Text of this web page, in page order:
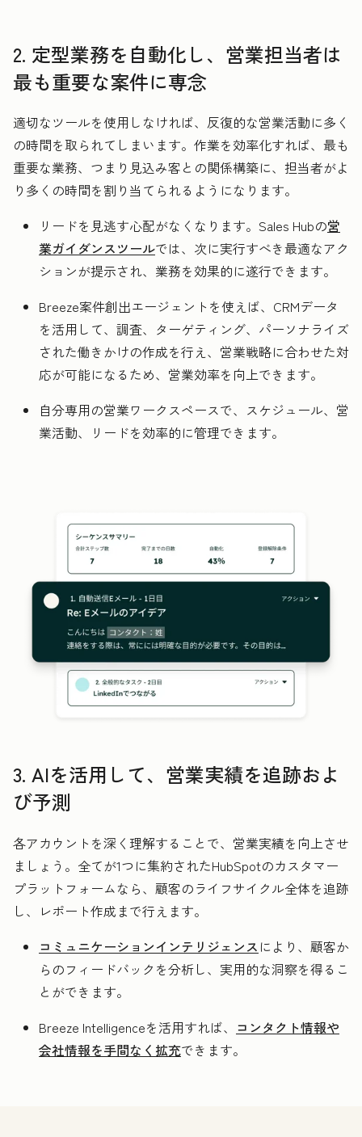
2. 定型業務を自動化し、営業担当者は
最も重要な案件に専念
適切なツールを使用しなければ、反復的な営業活動に多く
の時間を取られてしまいます。作業を効率化すれば、最も
重要な業務、つまり見込み客との関係構築に、担当者がよ
り多くの時間を割り当てられるようになります。
リードを見逃す心配がなくなります。Sales Hubの営
業ガイダンスツールでは、次に実行すべき最適なアク
ションが提示され、業務を効果的に遂行できます。
Breeze案件創出エージェントを使えば、CRMデータ
を活用して、調査、ターゲティング、パーソナライズ
された働きかけの作成を行え、営業戦略に合わせた対
応が可能になるため、営業効率を向上できます。
自分専用の営業ワークスペースで、スケジュール、営
業活動、リードを効率的に管理できます。
3. AIを活用して、営業実績を追跡およ
び予測
各アカウントを深く理解することで、営業実績を向上させ
ましょう。全てが1つに集約されたHubSpotのカスタマー
プラットフォームなら、顧客のライフサイクル全体を追跡
し、レポート作成まで行えます。
コミュニケーションインテリジェンス により、顧客か
らのフィードバックを分析し、実用的な洞察を得るこ
とができます。
Breeze Intelligenceを活用すれば、 コンタクト情報や
会社情報を手間なく拡充できます。